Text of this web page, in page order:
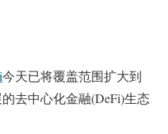
今天已将覆盖范围扩大到
去中心化金融(DeFi)生态